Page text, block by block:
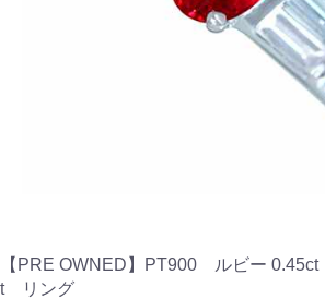
【PRE OWNED】PT900 ルビー
t リング